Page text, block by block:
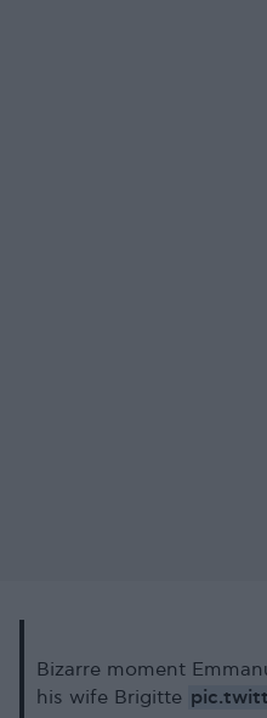
Bizarre moment
his wife Brigitte